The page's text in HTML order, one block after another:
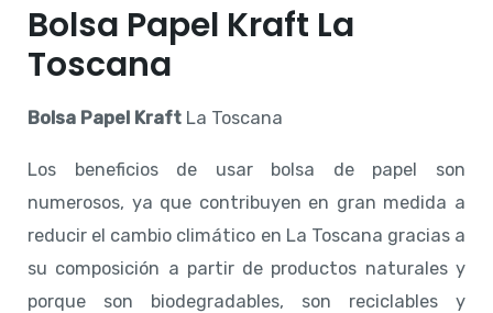
Bolsa Papel Kraft La
Toscana
Bolsa Papel Kraft La Toscana
Los beneficios de usar bolsa de papel son
numerosos, ya que contribuyen en gran medida a
reducir el cambio climático en La Toscana gracias a
su composición a partir de productos naturales y
porque son biodegradables, son reciclables y